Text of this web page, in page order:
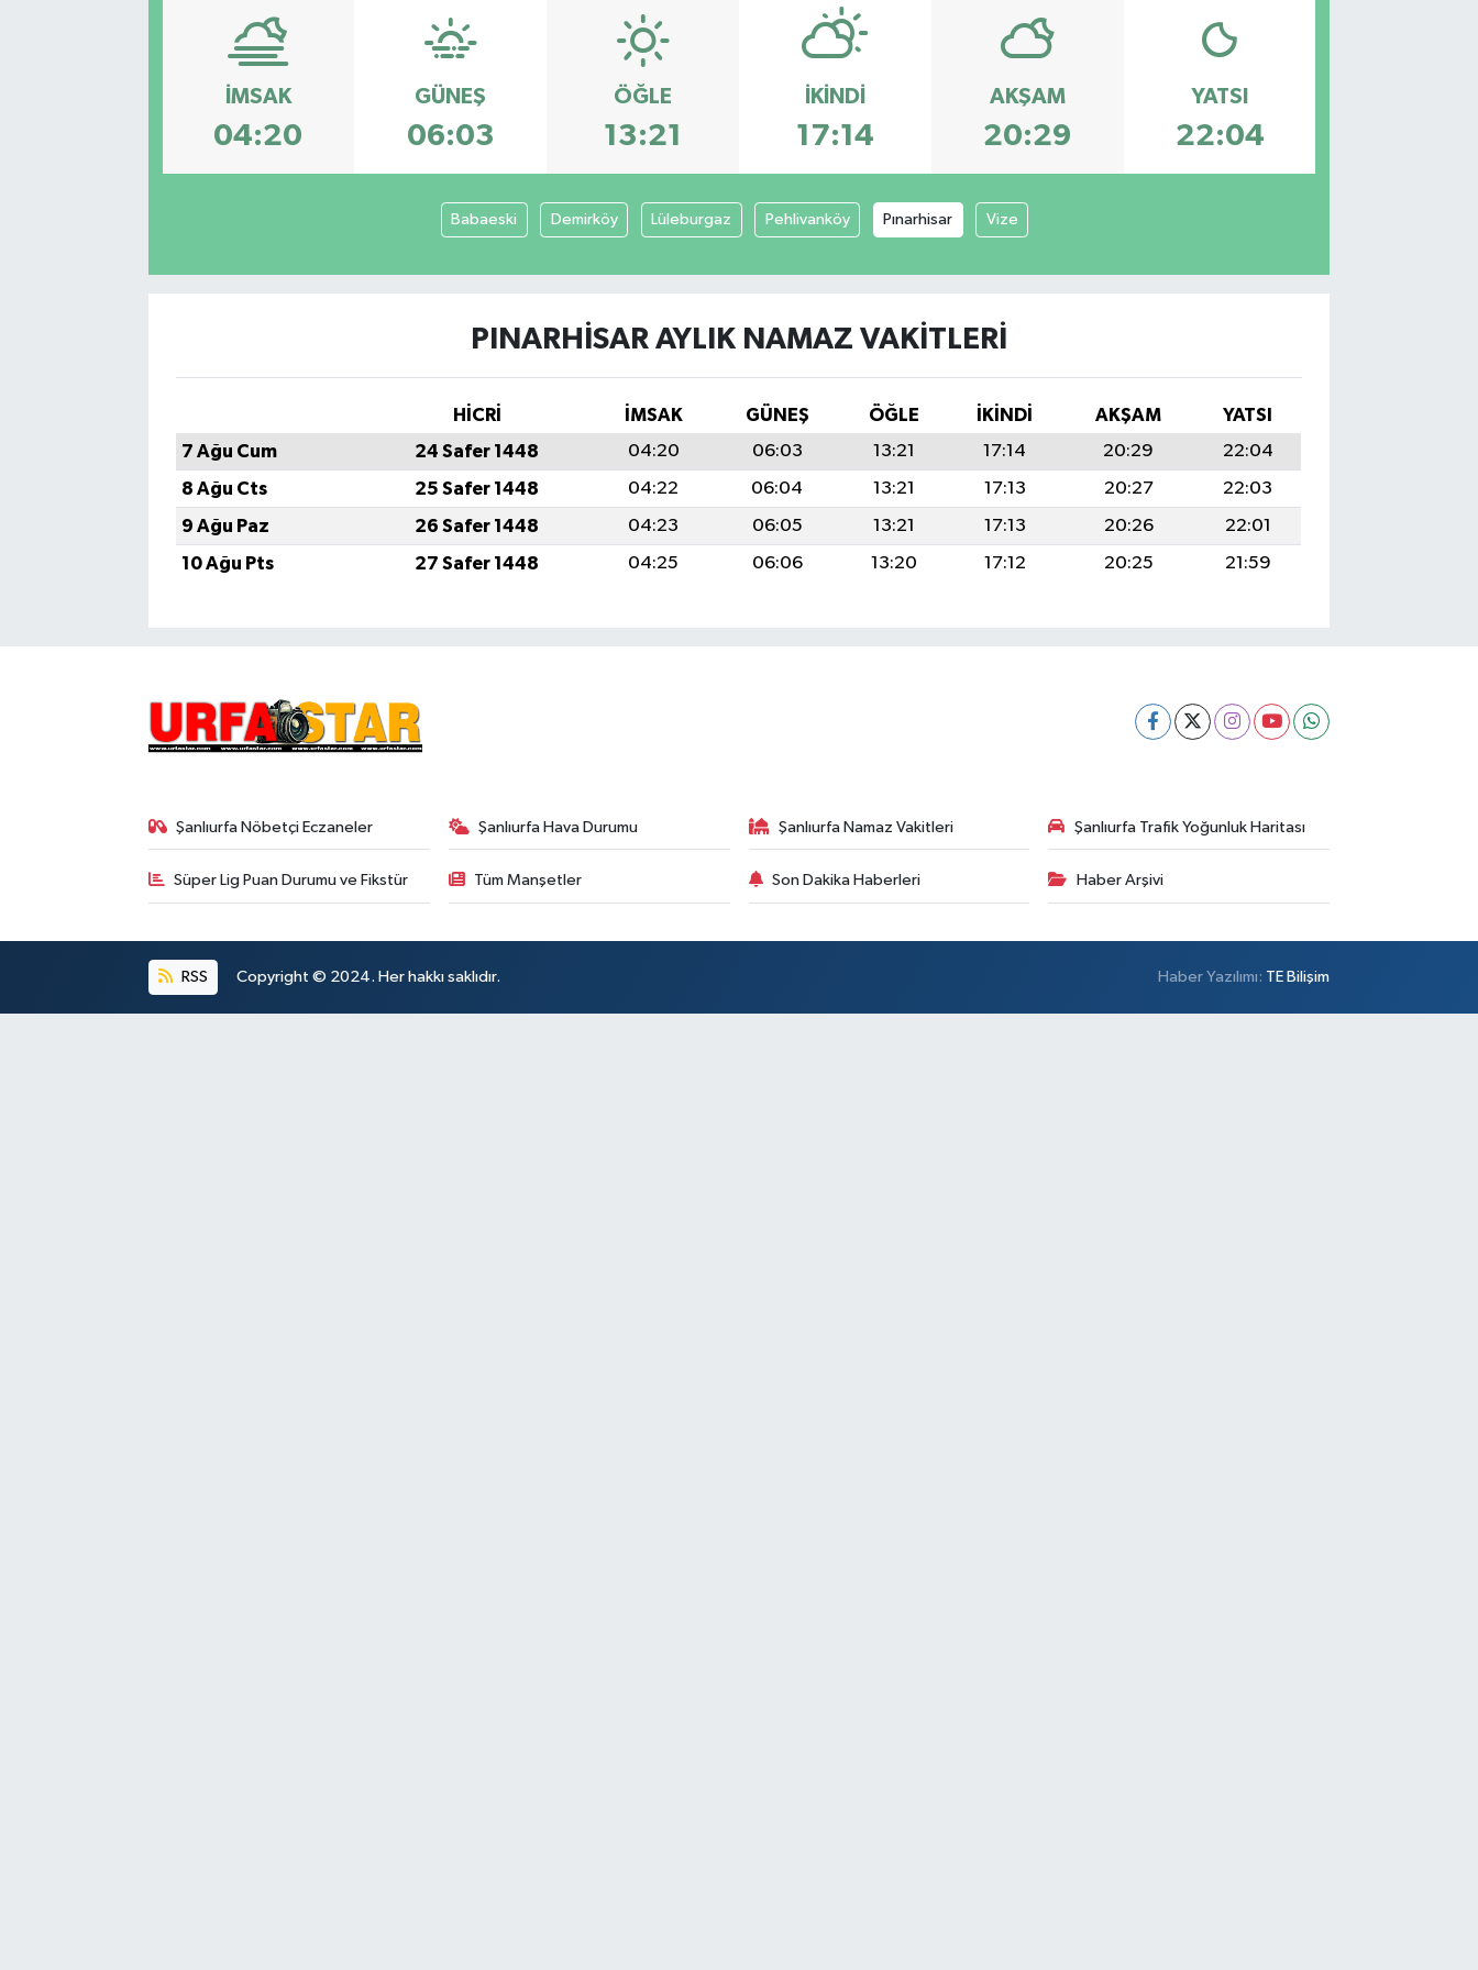
İMSAK
04:20
GÜNEŞ
06:03
ÖĞLE
13:21
İKINDI
17:14
AKŞAM
20:29
YATSI
22:04
Babaeski Demirköy Lüleburgaz Pehlivanköy Pınarhisar Vize
PINARHISAR AYLIK NAMAZ VAKITLERI
HİCRİ İMSAK GÜNEŞ ÖĞLE İKINDI AKŞAM
YATSI
7 Ağu Cum
24 Safer 1448 04:20 06:03 13:21 17:14 20:29
22:04
8 Ağu Cts
25 Safer 1448 04:22 06:04 13:21 17:13 20:27
22:03
9 Ağu Paz
26 Safer 1448 04:23 06:05 13:21 17:13 20:26
22:01
10 Ağu Pts
27 Safer 1448 04:25 06:06 13:20 17:12 20:25 21:59
Şanlıurfa Nöbetçi Eczaneler Şanlıurfa Hava Durumu Şanlıurfa Namaz Vakitleri Şanlıurfa Trafik Yoğunluk Haritası
Süper Lig Puan Durumu ve Fikstür Tüm Manşetler Son Dakika Haberleri Haber Arşivi
RSS Copyright © 2024. Her hakkı saklıdır. Haber Yazılımı: TE Bilişim